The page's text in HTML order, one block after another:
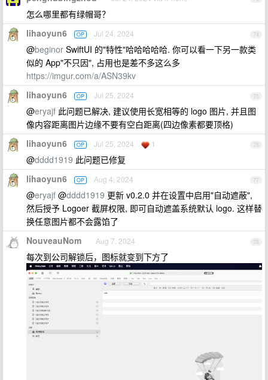
怎么哪里都有绿帽哥？
74
lihaoyun6 OP Jul 24, 2024
@beginor SwiftUI 的"特性"哈哈哈哈哈. 你可以看一下另一款类
似的 App"不只因", 占用也是差不多这么多
https://imgur.com/a/ASN39kv
75
lihaoyun6 OP Jul 25, 2024
@eryajf 此问题已解决, 建议使用长宽相等的 logo 图片, 并且图
像内容距离图片边缘不要有空白距离(四边像素都要顶格)
76
lihaoyun6 OP Jul 25, 2024 1
@dddd1919 此问题已修复
77
lihaoyun6 OP Aug 4, 2024
@eryajf @dddd1919 更新 v0.2.0 并在设置中启用"自动遮蔽",
然后授予 Logoer 截屏权限, 即可自动遮盖系统默认 logo. 这样替
换任意图片都不会露馅了
78
NouveauNom Aug 7, 2024
每次到公司解锁后，图标就变到下方了